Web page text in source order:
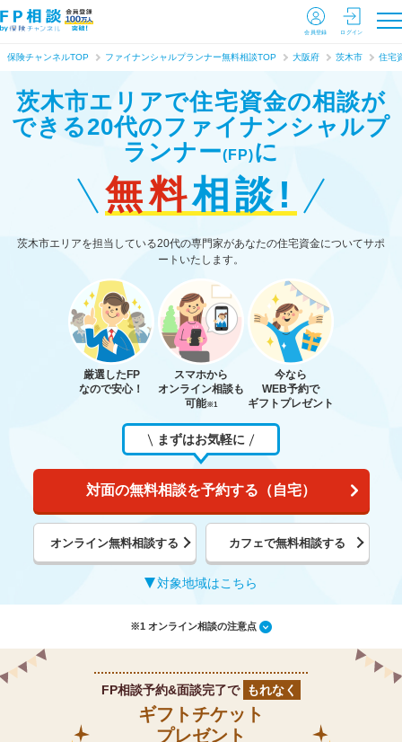
会員登録 ログイン
保険チャンネルTOP ファイナンシャルプランナー無料相談TOP 大阪府 茨木市 住宅
茨木市エリアで住宅資金の相談が
できる20代のファイナンシャルプ
ランナー(FP)に
無料相談!
茨木市エリアを担当している20代の専門家があなたの住宅資金についてサポ
ートいたします。
厳選したFP
なので安心！
スマホから
オンライン相談も
可能※1
今なら
WEB予約で
ギフトプレゼント
まずはお気軽に
対面の無料相談を予約する（自宅）
オンライン無料相談する カフェで無料相談する
対象地域はこちら
※1 オンライン相談の注意点
FP相談予約&面談完了で もれなく
ギフトチケット
プレゼント